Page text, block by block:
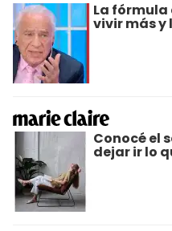
La
vivir más y
Conocé el
dejar ir lo